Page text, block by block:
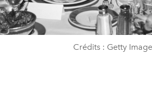
Crédits : Getty